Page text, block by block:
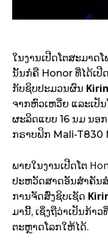
ໃນງານເປີດໂຕສະມາ
ນັ້ນກໍຄື Honor ທີ່ໄດ້ເປີ
ກັບຊິບປະມວນຜົນ
ຈາກຫົວເຫວີ່ຍ ແລະເປັ
ຜະລິດແບບ 16 ນມ ນອ
ກຣາບຟິກ Mali-T830
ພາຍໃນງານເປີດໂຕ
ປະຫວັດສາດອັນສຳຄັນ
ການຈັດສົ່ງຊິບເຊັດ
ມານີ້, ເຊິ່ງຖືວ່າເປັນກ້າ
ຕະຫຼາດໂລກໃຫ້ໄດ້.